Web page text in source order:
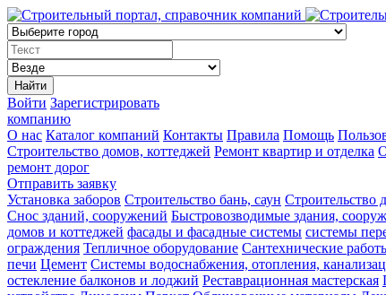
Найти
Войти Зарегистрировать
компанию
О нас Каталог компаний Контакты Правила Помощь
Строительство домов, коттеджей Ремонт квартир и отделка
ремонт дорог
Отправить заявку
Установка заборов Строительство бань, саун Строительство
Снос зданий, сооружений Быстровозводимые здания,
домов и коттеджей фасады и фасадные системы системы
ограждения Тепличное оборудование Сантехнические
печи Цемент Системы водоснабжения, отопления,
остекление балконов и лоджий Реставрационная мастерская